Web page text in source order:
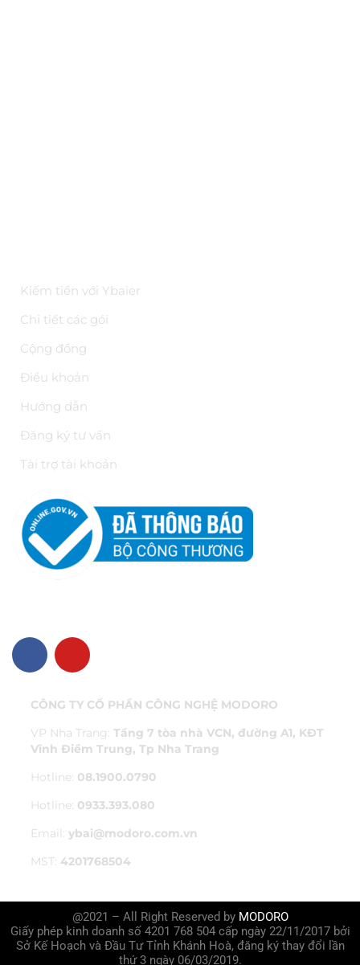
Kiếm tiền với Ybaier
Chi tiết các gói
Cộng đồng
Điều khoản
Hướng dẫn
Đăng ký tư vấn
Tài trợ tài khoản
CÔNG TY CỔ PHẦN CÔNG NGHỆ MODORO
VP Nha Trang: Tầng 7 tòa nhà VCN, đường A1, KĐT
Vĩnh Điềm Trung, Tp Nha Trang
Hotline: 08.1900.0790
Hotline: 0933.393.080
Email: ybai@modoro.com.vn
MST: 4201768504
@2021 – All Right Reserved by MODORO
Giấy phép kinh doanh số 4201 768 504 cấp ngày 22/11/2017 bởi
Sở Kế Hoạch và Đầu Tư Tỉnh Khánh Hoà, đăng ký thay đổi lần
thứ 3 ngày 06/03/2019.